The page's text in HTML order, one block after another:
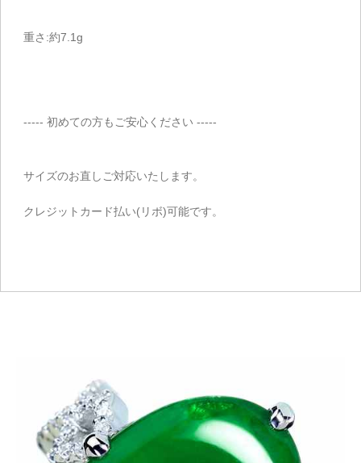
重さ:約7.1g
----- 初めての方もご安心ください -----
サイズのお直しご対応いたします。
クレジットカード払い(リボ)可能です。